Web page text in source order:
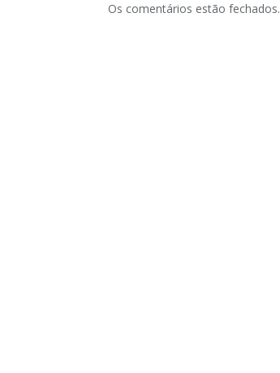
Os comentários estão fechados.